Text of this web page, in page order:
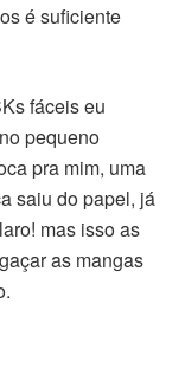
é suficiente
fáceis eu
pequeno
pra mim, uma
saiu do papel, já
mas isso as
as mangas